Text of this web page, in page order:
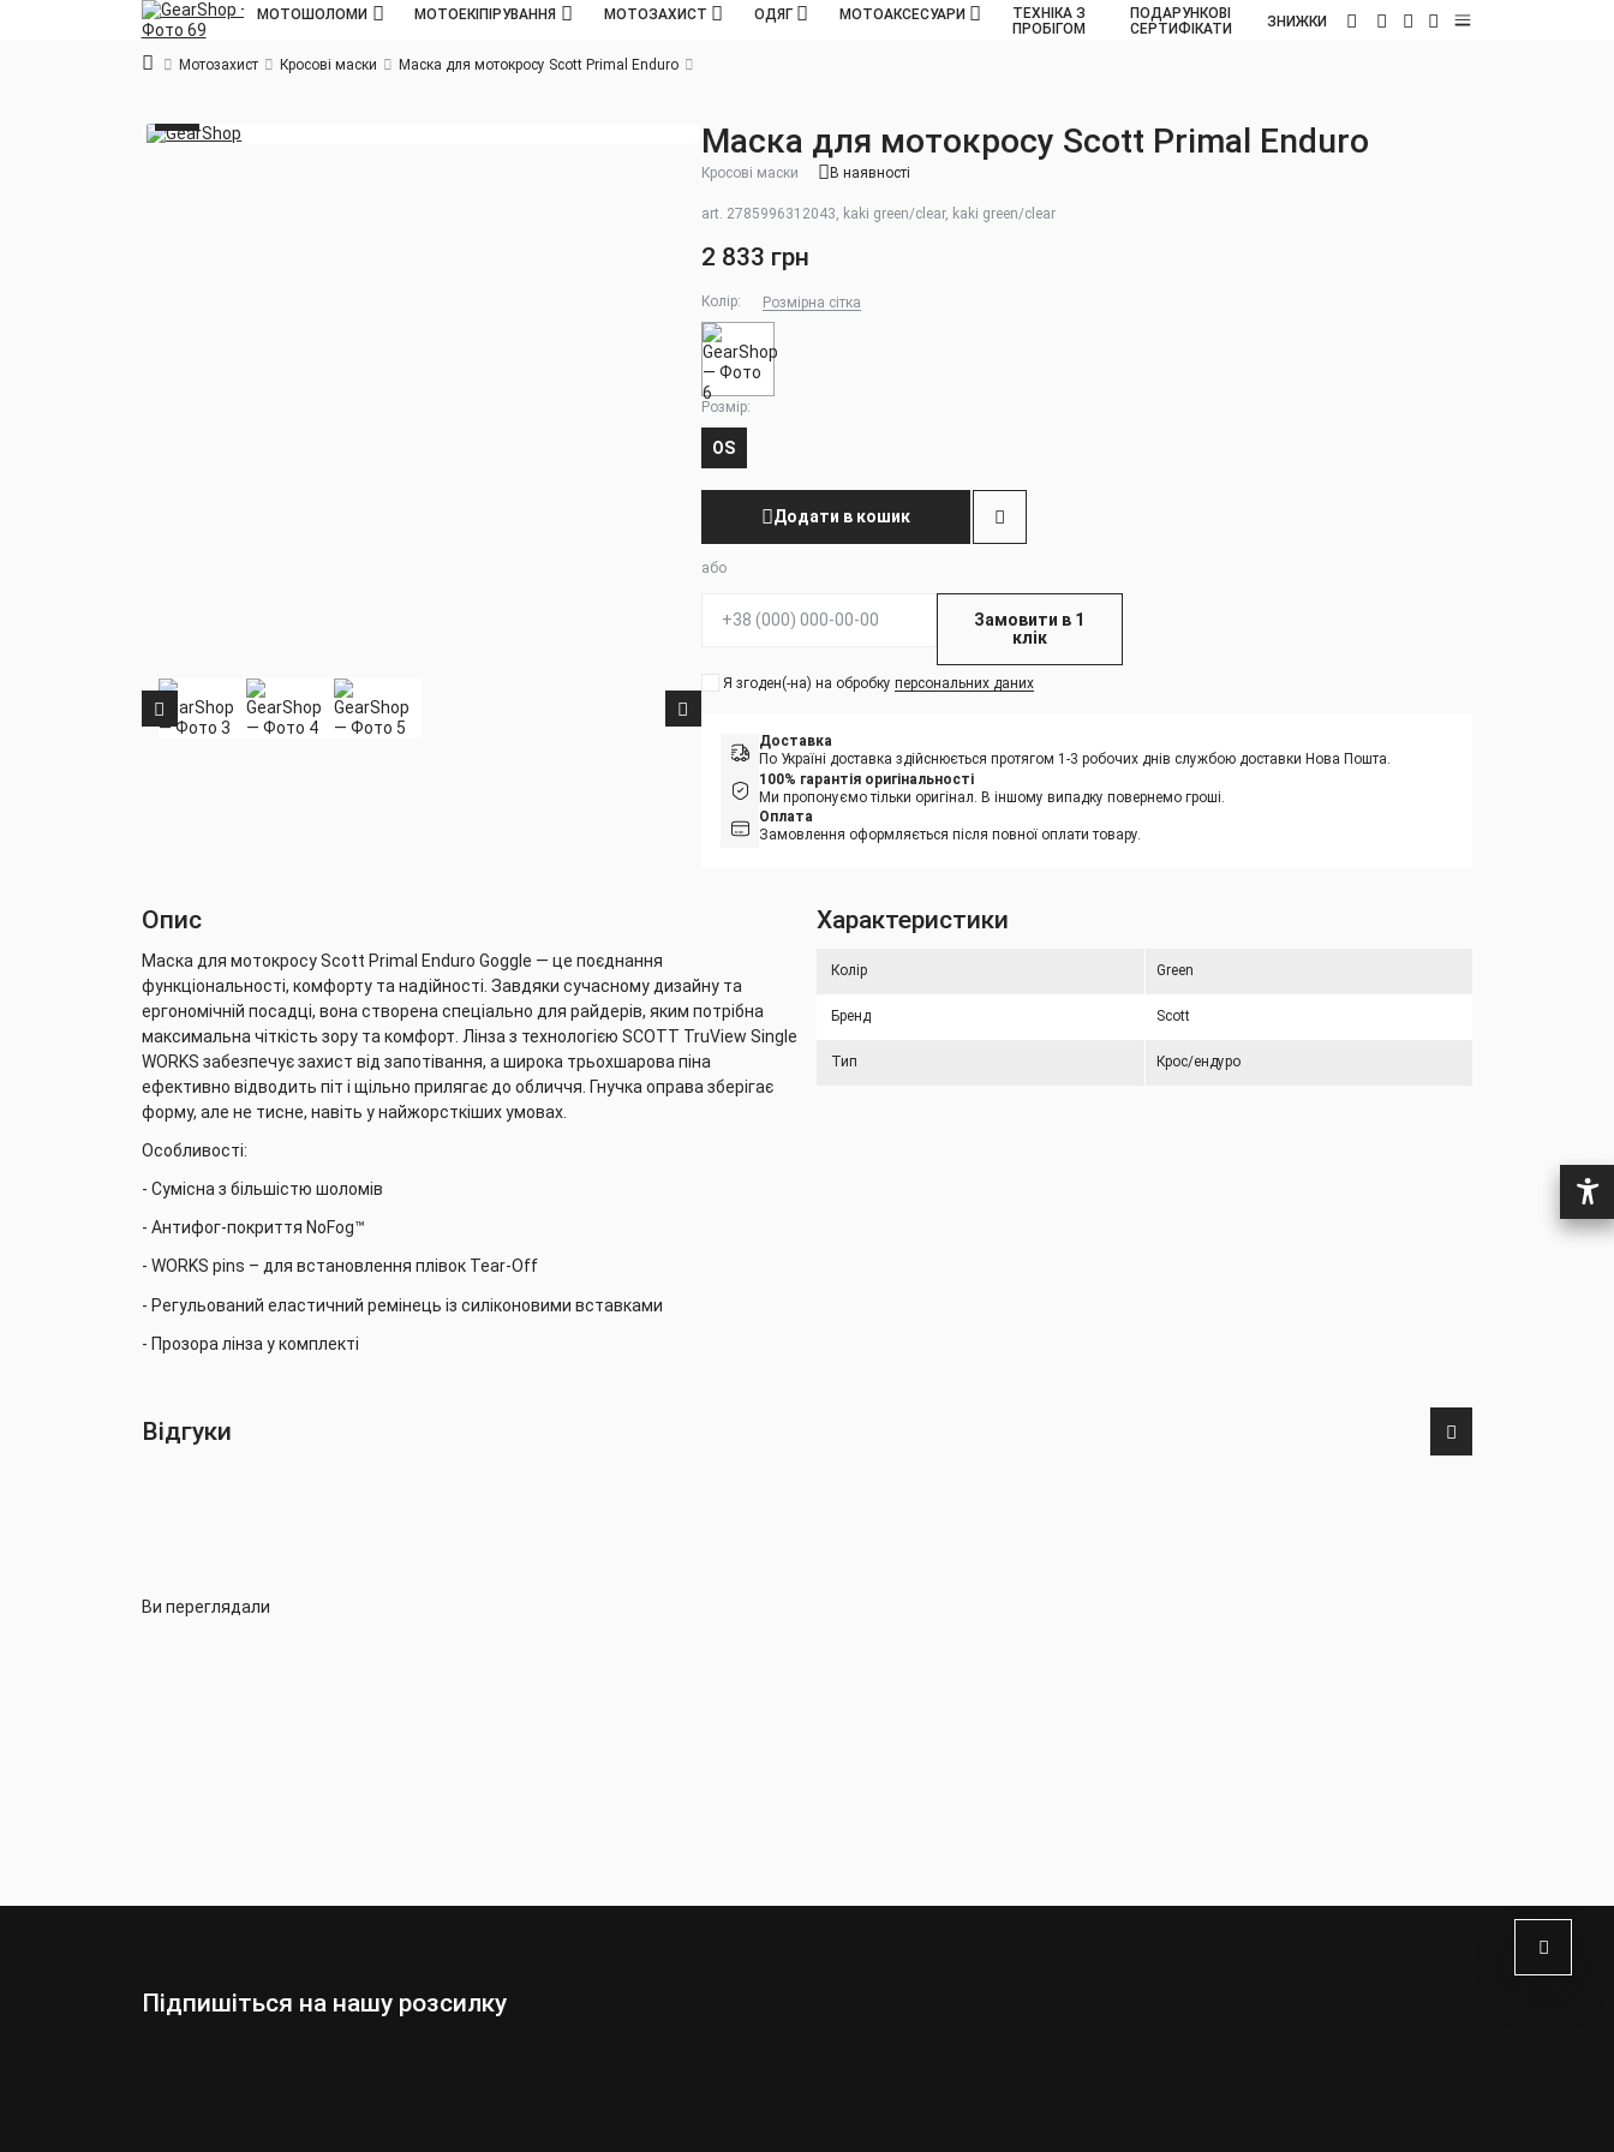
МОТОШОЛОМИ МОТОЕКІПІРУВАННЯ МОТОЗАХИСТ ОДЯГ МОТОАКСЕСУАРИ
ТЕХНІКА З
ПРОБІГОМ
ПОДАРУНКОВІ
СЕРТИФІКАТИ
ЗНИЖКИ
UA
Мотозахист Кросові маски Маска для мотокросу Scott Primal Enduro
Маска для мотокросу Scott Primal Enduro
Кросові маски В наявності
art. 2785996312043, kaki green/clear, kaki green/clear
2 833 грн
Колір:
Розмір:
OS
Розмірна сітка
Додати в кошик
або
Замовити в 1
клік
Я згоден(-на) на обробкуперсональних даних
Доставка
По Україні доставка здійснюється протягом 1-3 робочих днів службою доставки Нова Пошта.
100% гарантія оригінальності
Ми пропонуємо тільки оригінал. В іншому випадку повернемо гроші.
Оплата
Замовлення оформляється після повної оплати товару.
Опис
Маска для мотокросу Scott Primal Enduro Goggle — це поєднання
функціональності, комфорту та надійності. Завдяки сучасному дизайну та
ергономічній посадці, вона створена спеціально для райдерів, яким потрібна
максимальна чіткість зору та комфорт. Лінза з технологією SCOTT TruView Single
WORKS забезпечує захист від запотівання, а широка трьохшарова піна
ефективно відводить піт і щільно прилягає до обличчя. Гнучка оправа зберігає
форму, але не тисне, навіть у найжорсткіших умовах.
Особливості:
- Сумісна з більшістю шоломів
- Антифог-покриття NoFog™
- WORKS pins – для встановлення плівок Tear-Off
- Регульований еластичний ремінець із силіконовими вставками
- Прозора лінза у комплекті
Характеристики
Колір Green
Бренд Scott
Тип Крос/ендуро
Відгуки
Ви переглядали
Підпишіться на нашу розсилку